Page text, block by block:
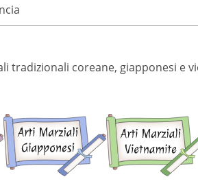
tradizionali coreane, giapponesi e
Arti
marziali
coreane
Arti
marziali
giapponesi